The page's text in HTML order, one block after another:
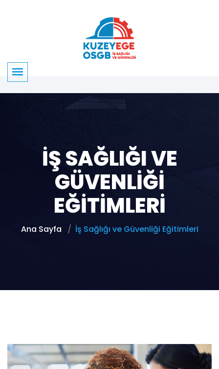
İŞ SAĞLIĞI VE
GÜVENLIĞI
EĞITIMLERI
Ana Sayfa İş Sağlığı ve Güvenliği Eğitimleri